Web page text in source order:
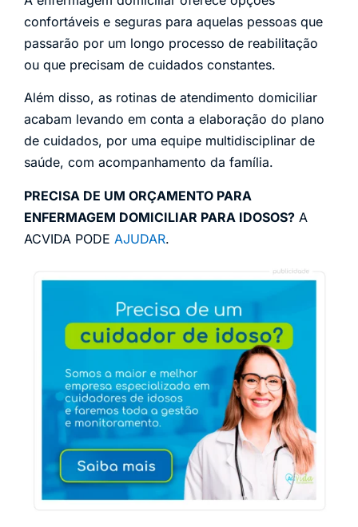
confortáveis e seguras para aquelas pessoas que
passarão por um longo processo de reabilitação
ou que precisam de cuidados constantes.
Além disso, as rotinas de atendimento domiciliar
acabam levando em conta a elaboração do plano
de cuidados, por uma equipe multidisciplinar de
saúde, com acompanhamento da família.
PRECISA DE UM ORÇAMENTO PARA
ENFERMAGEM DOMICILIAR PARA IDOSOS? A
ACVIDA PODE AJUDAR.